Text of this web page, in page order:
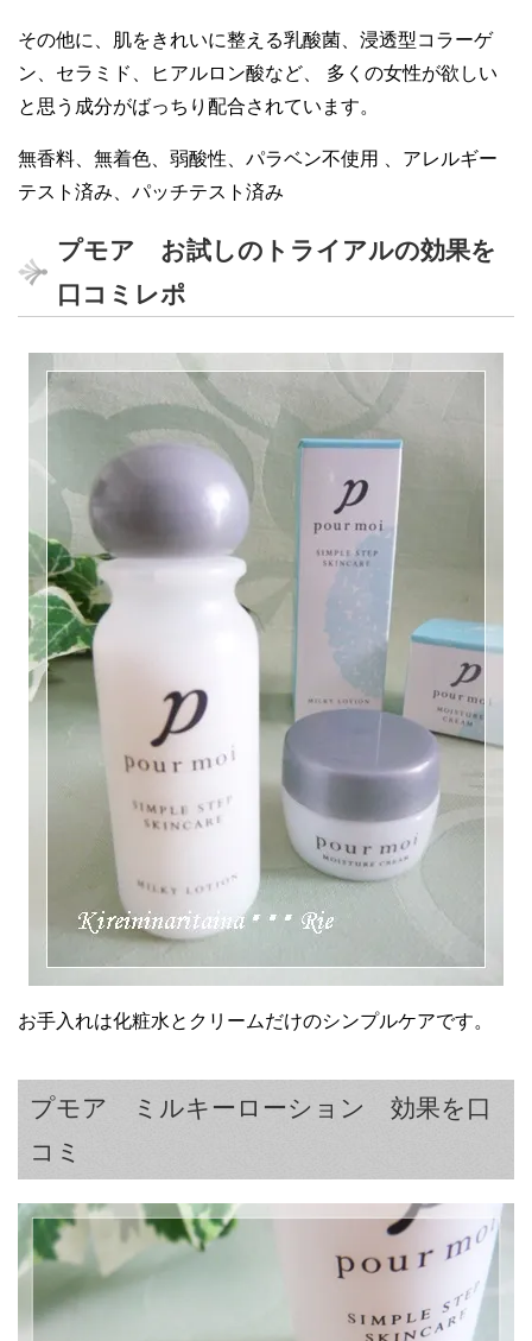
その他に、肌をきれいに整える乳酸菌、浸透型コラーゲ
ン、セラミド、ヒアルロン酸など、 多くの女性が欲しい
と思う成分がばっちり配合されています。
無香料、無着色、弱酸性、パラベン不使用 、アレルギー
テスト済み、パッチテスト済み
プモア お試しのトライアルの効果を
口コミレポ
お手入れは化粧水とクリームだけのシンプルケアです。
プモア ミルキーローション 効果を口
コミ